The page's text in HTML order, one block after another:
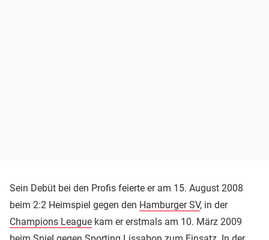
Sein Debüt bei den Profis feierte er am 15. August 2008
beim 2:2 Heimspiel gegen den Hamburger SV, in der
Champions League kam er erstmals am 10. März 2009